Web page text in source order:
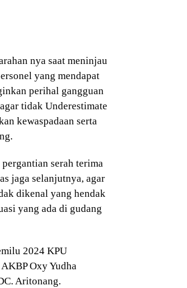
nya saat meninjau
yang mendapat
perihal gangguan
tidak Underestimate
kewaspadaan serta
serah terima
jaga selanjutnya, agar
dikenal yang hendak
yang ada di gudang
2024 KPU
Oxy Yudha
Aritonang.